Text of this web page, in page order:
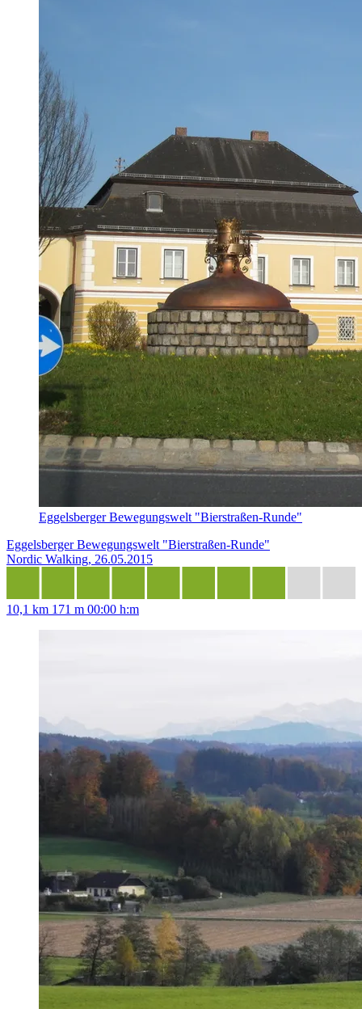
Eggelsberger Bewegungswelt "Bierstraßen-Runde"
Eggelsberger Bewegungswelt "Bierstraßen-Runde"
Nordic Walking, 26.05.2015
10,1 km 171 m 00:00 h:m